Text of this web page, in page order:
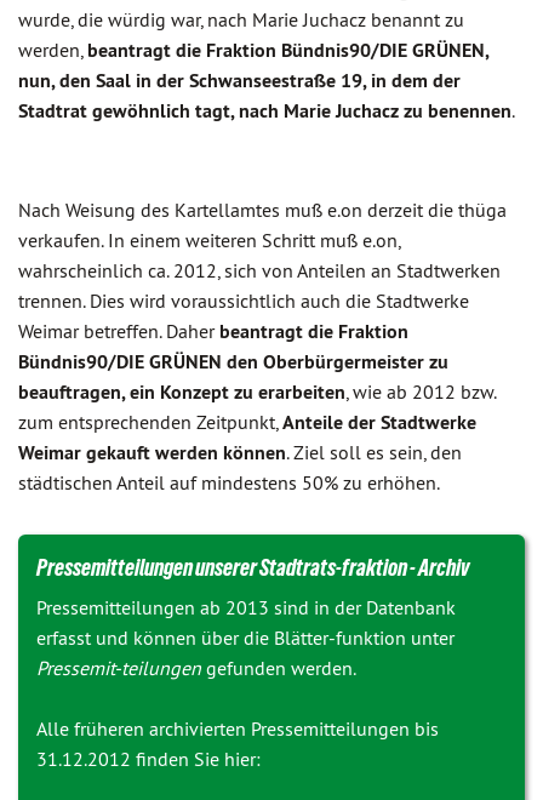
wurde, die würdig war, nach Marie Juchacz benannt zu
werden, beantragt die Fraktion Bündnis90/DIE GRÜNEN,
nun, den Saal in der Schwanseestraße 19, in dem der
Stadtrat gewöhnlich tagt, nach Marie Juchacz zu benennen.
Nach Weisung des Kartellamtes muß e.on derzeit die thüga
verkaufen. In einem weiteren Schritt muß e.on,
wahrscheinlich ca. 2012, sich von Anteilen an Stadtwerken
trennen. Dies wird voraussichtlich auch die Stadtwerke
Weimar betreffen. Daher beantragt die Fraktion
Bündnis90/DIE GRÜNEN den Oberbürgermeister zu
beauftragen, ein Konzept zu erarbeiten, wie ab 2012 bzw.
zum entsprechenden Zeitpunkt,Anteile der Stadtwerke
Weimar gekauft werden können. Ziel soll es sein, den
städtischen Anteil auf mindestens 50% zu erhöhen.
Pressemitteilungen unserer Stadtrats-fraktion - Archiv
Pressemitteilungen ab 2013 sind in der Datenbank
erfasst und können über die Blätter-funktion unter
Pressemit-teilungen gefunden werden.
Alle früheren archivierten Pressemitteilungen bis
31.12.2012 finden Sie hier: